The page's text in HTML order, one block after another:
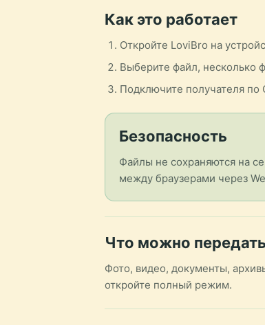
Как это работает
Откройте LoviBro на
Выберите файл, несколько
Подключите получателя по
Безопасность
Файлы не сохраняются на
между браузерами через
Что можно передать
Фото, видео, документы,
откройте полный режим.